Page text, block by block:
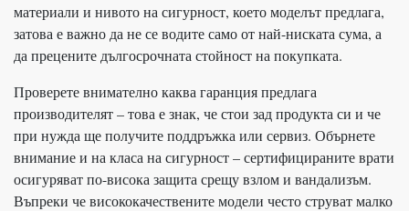
материали и нивото на сигурност, което моделът предлага,
затова е важно да не се водите само от най-ниската сума, а
да прецените дългосрочната стойност на покупката.
Проверете внимателно каква гаранция предлага
производителят – това е знак, че стои зад продукта си и че
при нужда ще получите поддръжка или сервиз. Обърнете
внимание и на класа на сигурност – сертифицираните врати
осигуряват по-висока защита срещу взлом и вандализъм.
Въпреки че висококачествените модели често струват малко